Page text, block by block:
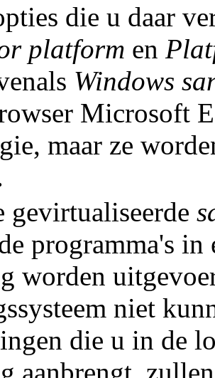
die u daar
platform en
Windows
Microsoft
maar ze
programma's
worden
niet
die u in de
aanbrengt,